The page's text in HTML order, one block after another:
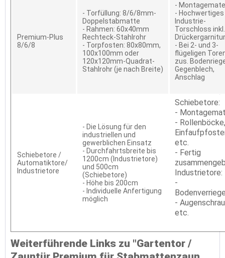
Premium-Plus
8/6/8
- Torfüllung: 8/6/8mm-
Doppelstabmatte
- Rahmen: 60x40mm
Rechteck-Stahlrohr
- Torpfosten: 80x80mm,
100x100mm oder
120x120mm-Quadrat-
Stahlrohr (je nach Breite)
-
- Hochwertiges
Industrie-
Torschloss inkl.
Drückergarnitur
- Bei 2- und 3-
flügeligen
zus.
Gegenblech,
Anschlag
Schiebetore /
Automatiktore/
Industrietore
- Die Lösung für den
industriellen und
gewerblichen Einsatz
- Durchfahrtsbreite bis
1200cm (Industrietore)
und 500cm
(Schiebetore)
- Höhe bis 200cm
- Individuelle Anfertigung
möglich
Schiebetore:
-
- Rollenböcke,
etc.
- Fertig
Industrietore:
-
-
etc.
Weiterführende Links zu "Gartentor /